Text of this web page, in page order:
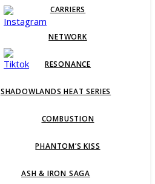
CARRIERS
NETWORK
RESONANCE
SHADOWLANDS HEAT SERIES
COMBUSTION
PHANTOM’S KISS
ASH & IRON SAGA